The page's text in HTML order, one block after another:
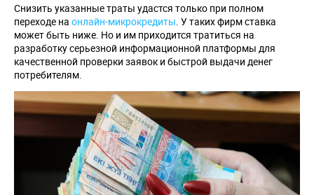
Снизить указанные траты удастся только при полном
переходе на онлайн-микрокредиты . У таких фирм ставка
может быть ниже. Но и им приходится тратиться на
разработку серьезной информационной платформы для
качественной проверки заявок и быстрой выдачи денег
потребителям.